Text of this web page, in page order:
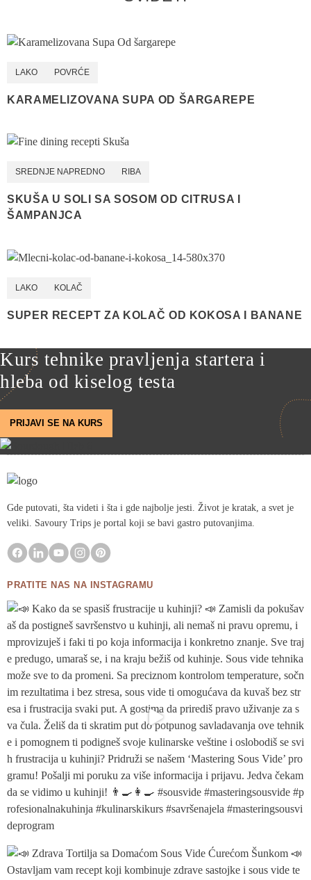
LAKO POVRĆE
KARAMELIZOVANA SUPA OD ŠARGAREPE
SREDNJE NAPREDNO RIBA
SKUŠA U SOLI SA SOSOM OD CITRUSA I
ŠAMPANJCA
LAKO KOLAČ
SUPER RECEPT ZA KOLAČ OD KOKOSA I BANANE
Kurs tehnike pravljenja startera i
hleba od kiselog testa
PRIJAVI SE NA KURS
Gde putovati, šta videti i šta i gde najbolje jesti. Život je kratak, a svet je
veliki. Savoury Trips je portal koji se bavi gastro putovanjima.
PRATITE NAS NA INSTAGRAMU